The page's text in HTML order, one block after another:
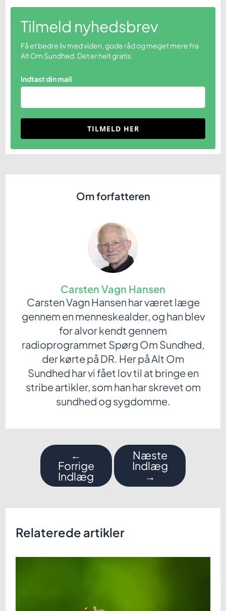
Tilmeld nyhedsbrev
Få et bedre liv med viden, gode råd og meget mere fra
Alt Om Sundhed. Det er helt gratis.
Indtast din mail
TILMELD HER
Om forfatteren
Carsten Vagn Hansen
Carsten Vagn Hansen har været læge
gennem en menneskealder, og han blev
for alvor kendt gennem
radioprogrammet Spørg Om Sundhed,
der kørte på DR. Her på Alt Om
Sundhed har vi fået lov til at bringe en
stribe artikler, som han har skrevet om
sundhed og sygdomme.
Indlægsnavigation
←
Forrige
Indlæg
Næste
Indlæg
→
Relaterede artikler